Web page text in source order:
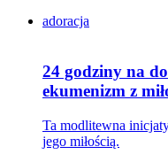
adoracja
24 godziny na
ekumenizm z
Ta modlitewna
jego miłością.